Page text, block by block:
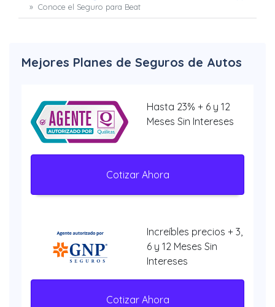
» Conoce el Seguro para Beat
Mejores Planes de Seguros de Autos
Hasta 23% + 6 y 12
Meses Sin Intereses
Cotizar Ahora
Increíbles precios + 3,
6 y 12 Meses Sin
Intereses
Cotizar Ahora